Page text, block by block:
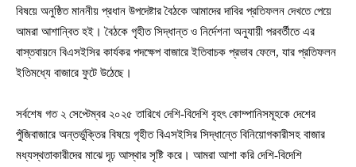
বিষয়ে অনুষ্ঠিত মাননীয় প্রধান উপদেষ্টার বৈঠকে আমাদের দাবির প্রতিফলন দেখতে পেয়ে
আমরা আশান্বিত হই। বৈঠকে গৃহীত সিদ্ধান্ত ও নির্দেশনা অনুযায়ী পরবর্তীতে এর
বাস্তবায়নে বিএসইসির কার্যকর পদক্ষেপ বাজারে ইতিবাচক প্রভাব ফেলে, যার প্রতিফলন
ইতিমধ্যে বাজারে ফুটে উঠেছে।
সর্বশেষ গত ২ সেপ্টেম্বর ২০২৫ তারিখে দেশি-বিদেশি বৃহৎ কোম্পানিসমূহকে দেশের
পুঁজিবাজারে অন্তর্ভুক্তির বিষয়ে গৃহীত বিএসইসির সিদ্ধান্তে বিনিয়োগকারীসহ বাজার
মধ্যস্থতাকারীদের মাঝে দৃঢ় আস্থার সৃষ্টি করে। আমরা আশা করি দেশি-বিদেশি